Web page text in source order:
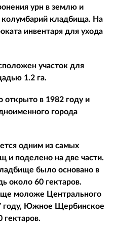
урн в землю и
колумбарий кладбища. На
инвентаря для ухода
участок для
1.2 га.
в 1982 году и
города
одним из самых
и поделено на две части.
было основано в
около 60 гектаров.
моложе Центрального
году, Южное Щербинское